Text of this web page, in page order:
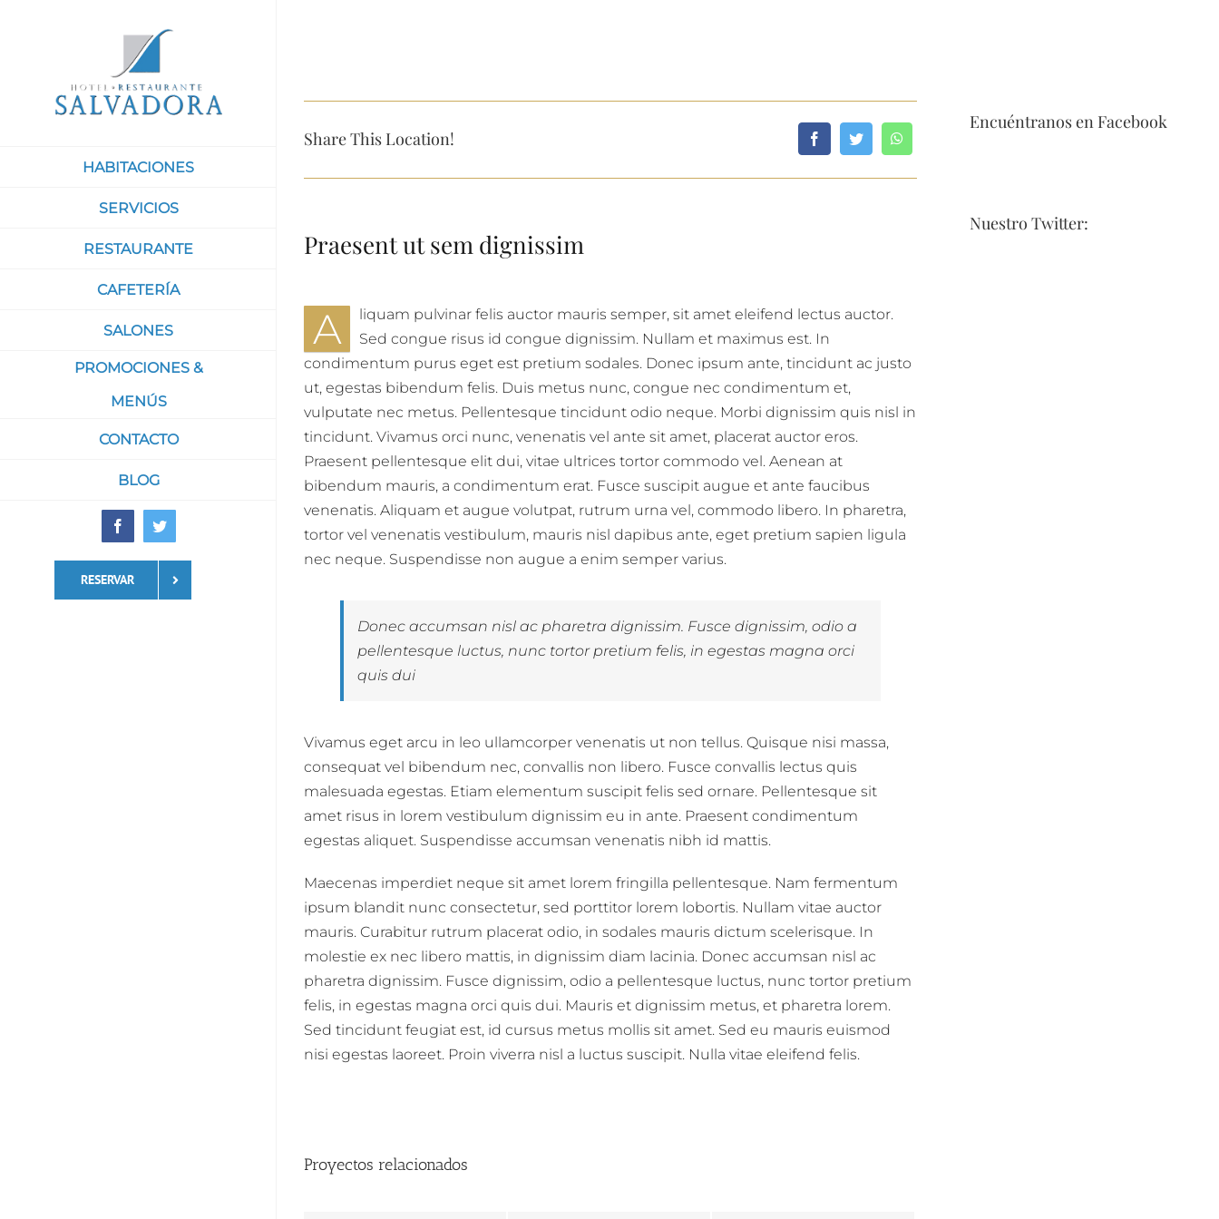
HABITACIONES
SERVICIOS
RESTAURANTE
CAFETERÍA
SALONES
PROMOCIONES &
MENÚS
CONTACTO
BLOG
FacebookTwitter
RESERVAR
Share This Location!
Praesent ut sem dignissim
A
liquam pulvinar felis auctor mauris semper, sit amet eleifend lectus auctor.
Sed congue risus id congue dignissim. Nullam et maximus est. In
condimentum purus eget est pretium sodales. Donec ipsum ante, tincidunt ac justo
ut, egestas bibendum felis. Duis metus nunc, congue nec condimentum et,
vulputate nec metus. Pellentesque tincidunt odio neque. Morbi dignissim quis nisl in
tincidunt. Vivamus orci nunc, venenatis vel ante sit amet, placerat auctor eros.
Praesent pellentesque elit dui, vitae ultrices tortor commodo vel. Aenean at
bibendum mauris, a condimentum erat. Fusce suscipit augue et ante faucibus
venenatis. Aliquam et augue volutpat, rutrum urna vel, commodo libero. In pharetra,
tortor vel venenatis vestibulum, mauris nisl dapibus ante, eget pretium sapien ligula
nec neque. Suspendisse non augue a enim semper varius.
Donec accumsan nisl ac pharetra dignissim. Fusce dignissim, odio a
pellentesque luctus, nunc tortor pretium felis, in egestas magna orci
quis dui
Vivamus eget arcu in leo ullamcorper venenatis ut non tellus. Quisque nisi massa,
consequat vel bibendum nec, convallis non libero. Fusce convallis lectus quis
malesuada egestas. Etiam elementum suscipit felis sed ornare. Pellentesque sit
amet risus in lorem vestibulum dignissim eu in ante. Praesent condimentum
egestas aliquet. Suspendisse accumsan venenatis nibh id mattis.
Maecenas imperdiet neque sit amet lorem fringilla pellentesque. Nam fermentum
ipsum blandit nunc consectetur, sed porttitor lorem lobortis. Nullam vitae auctor
mauris. Curabitur rutrum placerat odio, in sodales mauris dictum scelerisque. In
molestie ex nec libero mattis, in dignissim diam lacinia. Donec accumsan nisl ac
pharetra dignissim. Fusce dignissim, odio a pellentesque luctus, nunc tortor pretium
felis, in egestas magna orci quis dui. Mauris et dignissim metus, et pharetra lorem.
Sed tincidunt feugiat est, id cursus metus mollis sit amet. Sed eu mauris euismod
nisi egestas laoreet. Proin viverra nisl a luctus suscipit. Nulla vitae eleifend felis.
Proyectos relacionados
Encuéntranos en Facebook
Nuestro Twitter: